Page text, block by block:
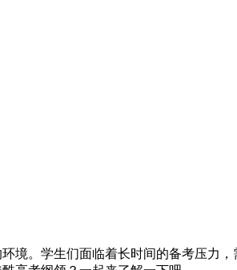
境。学生们面临着长时间的备考压力